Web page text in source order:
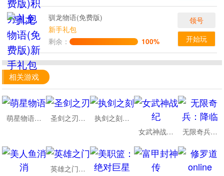
驯龙物语(免费版)
新手礼包
剩余：
100%
领号
开始玩
相关游戏
萌星物语0.1折无限代金版 圣剑之刃神域集结
执剑之刻0.1折官方授权
女武神战纪0.1折扣版
无限奇兵：降临0.1折免费版
英雄之门0.1折仙境归来